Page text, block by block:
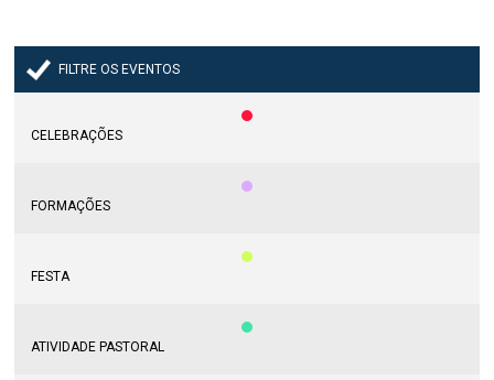
FILTRE OS EVENTOS
CELEBRAÇÕES
FORMAÇÕES
FESTA
ATIVIDADE PASTORAL